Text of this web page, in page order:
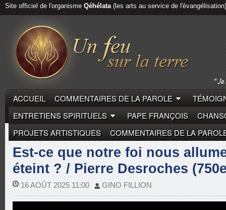
Site officiel de l'organisme Qéhélata(les arts au service de l'évangélisation)
ACCUEIL COMMENTAIRES DE LA PAROLE
ENTRETIENS SPIRITUELS
PAPE FRANÇOIS
PROJETS ARTISTIQUES
COMMENTAIRES DE LA
COMMENTAIRES DE LA PAROLE PIERRE
Est-ce que notre foi nous
éteint ? / Pierre Desroches
16 AOÛT 2025 11:00 GINO FILLION